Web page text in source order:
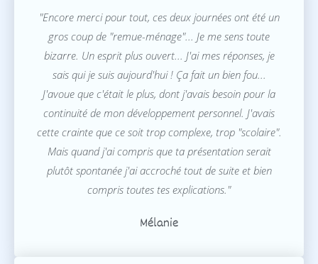
"Encore merci pour tout, ces deux journées ont été un
gros coup de "remue-ménage"... Je me sens toute
bizarre. Un esprit plus ouvert... J'ai mes réponses, je
sais qui je suis aujourd'hui ! Ça fait un bien fou...
J'avoue que c'était le plus, dont j'avais besoin pour la
continuité de mon développement personnel. J'avais
cette crainte que ce soit trop complexe, trop "scolaire".
Mais quand j'ai compris que ta présentation serait
plutôt spontanée j'ai accroché tout de suite et bien
compris toutes tes explications."
Mélanie